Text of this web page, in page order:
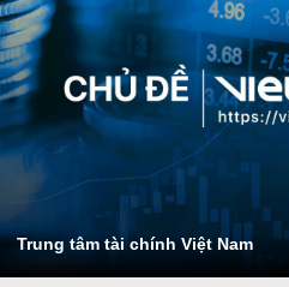
Trung tâm tài chính Việt Nam